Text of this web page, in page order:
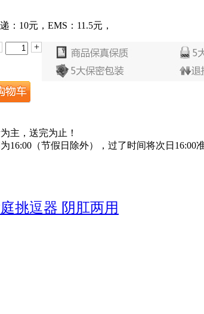
： 10元，EMS： 11.5元，
+
主，送完为止！
16:00（节假日除外），过了时间将次日16:00
挑逗器 阴肛两用